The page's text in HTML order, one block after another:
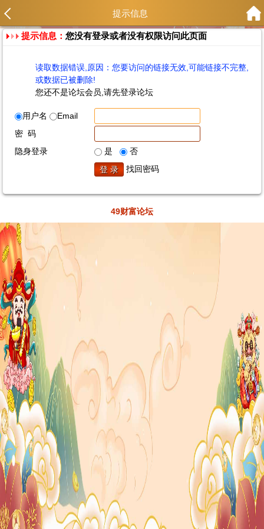
提示信息
提示信息：您没有登录或者没有权限访问此页面
读取数据错误,原因：您要访问的链接无效,可能链接不完整,
或数据已被删除!
您还不是论坛会员,请先登录论坛
用户名
Email
密 码
隐身登录
是
否
找回密码
49财富论坛